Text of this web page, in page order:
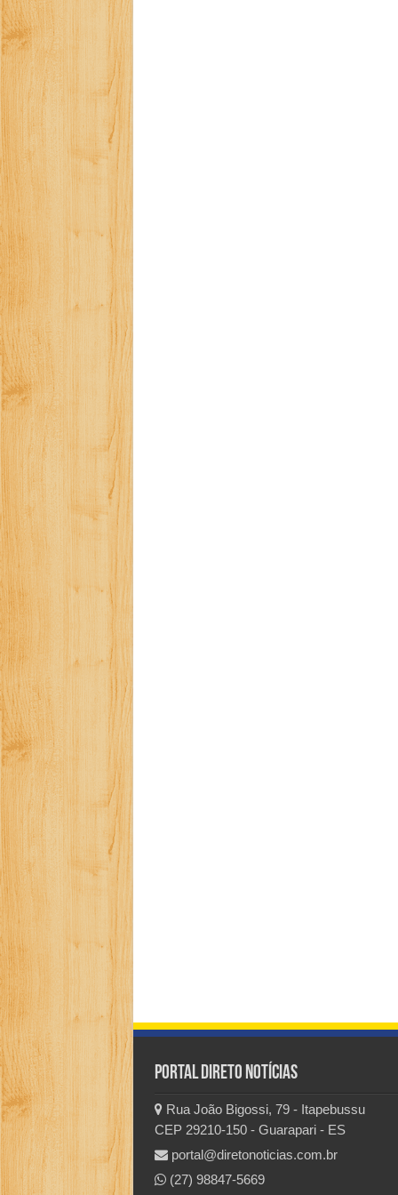
Portal Direto Notícias
Rua João Bigossi, 79 - Itapebussu
CEP 29210-150 - Guarapari - ES
portal@diretonoticias.com.br
(27) 98847-5669